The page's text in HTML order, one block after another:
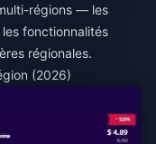
régions — les
fonctionnalités
régionales.
(2026)